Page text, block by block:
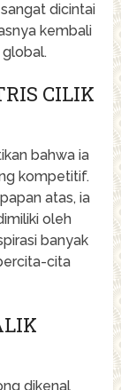
dicintai
kembali
CILIK
bahwa ia
kompetitif.
atas, ia
oleh
banyak
cita
dikenal